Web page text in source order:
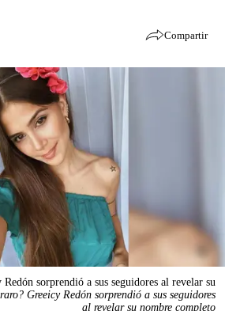
Compartir
sorprendió a sus seguidores al revelar su
Greeicy Redón sorprendió a sus seguidores
al revelar su nombre completo